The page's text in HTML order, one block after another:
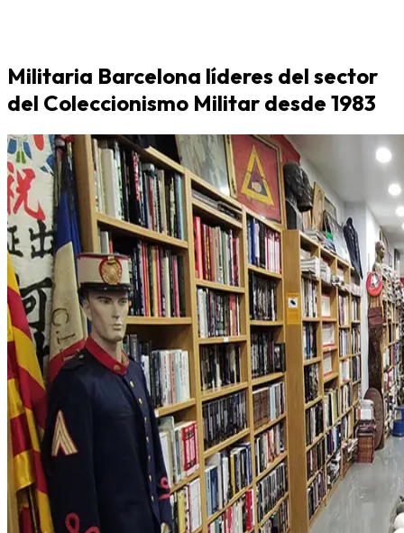
Militaria Barcelona líderes del sector
del Coleccionismo Militar desde 1983